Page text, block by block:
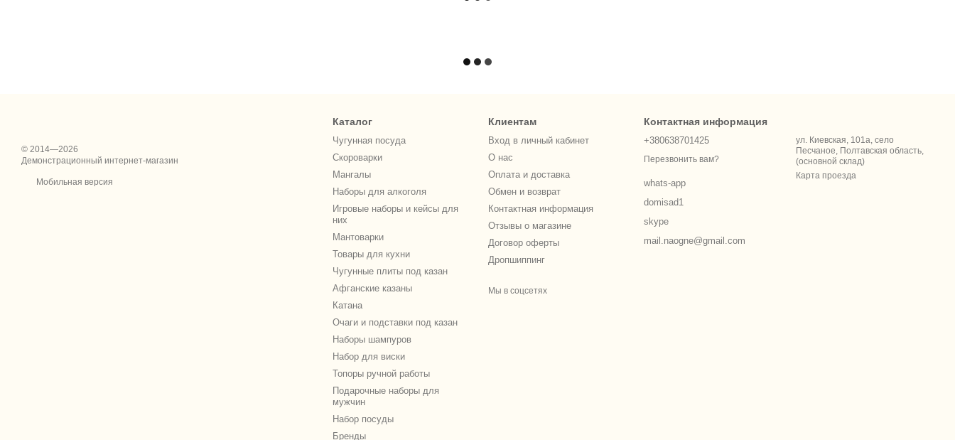
© 2014—2026
Демонстрационный интернет-магазин
Мобильная версия
Каталог
Чугунная посуда
Скороварки
Мангалы
Наборы для алкоголя
Игровые наборы и кейсы для
них
Мантоварки
Товары для кухни
Чугунные плиты под казан
Афганские казаны
Катана
Очаги и подставки под казан
Наборы шампуров
Набор для виски
Топоры ручной работы
Подарочные наборы для
мужчин
Набор посуды
Бренды
Клиентам
Вход в личный кабинет
О нас
Оплата и доставка
Обмен и возврат
Контактная информация
Отзывы о магазине
Договор оферты
Дропшиппинг
Мы в соцсетях
Контактная информация
+380638701425
Перезвонить вам?
whats-app
domisad1
skype
mail.naogne@gmail.com
ул. Киевская, 101а, село
Песчаное, Полтавская область,
(основной склад)
Карта проезда